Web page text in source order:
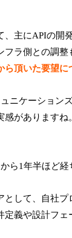
主にAPIの開
ラ側との調整
頂いた要望
ニケーション
がありますね。
ら1年半ほど経
して、自社
義や設計フ